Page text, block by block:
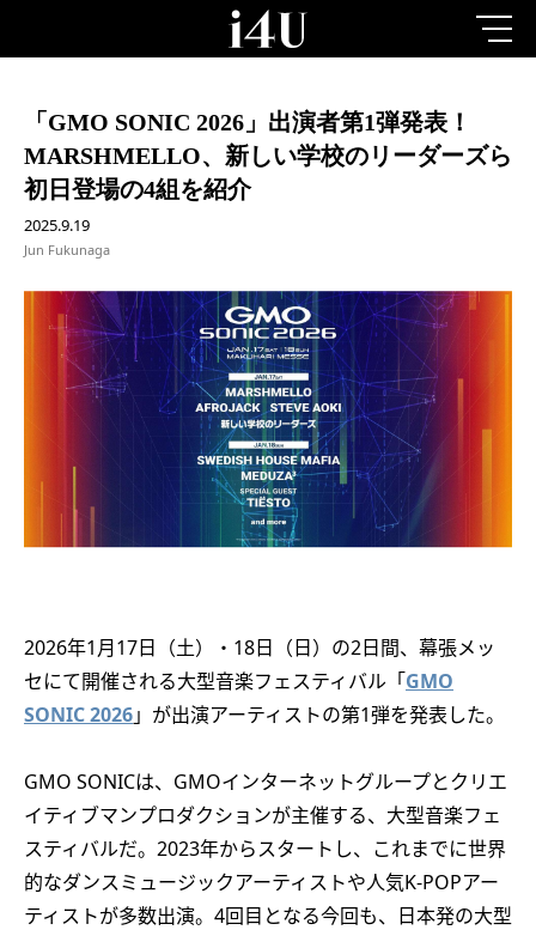
「GMO SONIC 2026」出演者第1弾発表！
MARSHMELLO、新しい学校のリーダーズら
初日登場の4組を紹介
2025.9.19
Jun Fukunaga
2026年1月17日（土）・18日（日）の2日間、幕張メッ
セにて開催される大型音楽フェスティバル「GMO
SONIC 2026」が出演アーティストの第1弾を発表した。
GMO SONICは、GMOインターネットグループとクリエ
イティブマンプロダクションが主催する、大型音楽フェ
スティバルだ。2023年からスタートし、これまでに世界
的なダンスミュージックアーティストや人気K-POPアー
ティストが多数出演。4回目となる今回も、日本発の大型